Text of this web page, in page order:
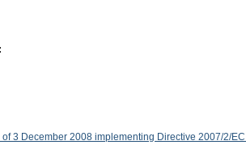
3 December 2008 implementing Directive 2007/2/EC